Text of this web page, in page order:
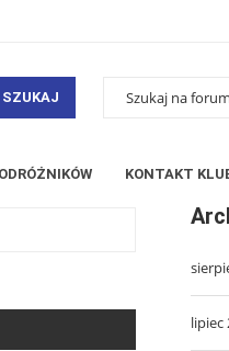
SZUKAJ
KONTAKT
lipiec